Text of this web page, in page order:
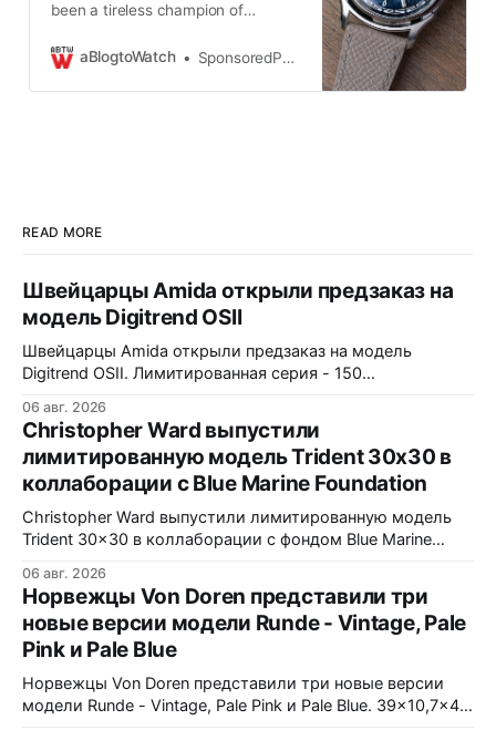
been a tireless champion of
brand identity in traditional crafts
With […]
aBlogtoWatch SponsoredPost
READ MORE
Швейцарцы Amida открыли предзаказ на
модель Digitrend OSII
Швейцарцы Amida открыли предзаказ на модель
Digitrend OSII. Лимитированная серия - 150
Верхняя часть корпуса выполнена из цельного блока
сапфира с призмой, отображающей прыгающие часы и
бегущие минуты вертикально. Подсветка C1 X1 BL
Super-LumiNova на индексах - впервые в истории
Digitrend дисплей светится в темноте.
06 авг. 2026
Christopher Ward выпустили
лимитированную модель Trident 30x30 в
коллаборации с Blue Marine Foundation
Christopher Ward выпустили лимитированную модель
Trident 30x30 в коллаборации с фондом Blue Marine
рисунок на циферблате имитирует морские приливы,
бирюзовый цвет и красная секундная стрелка отсылают
к окраске рыбы-попугая - символу кампании фонда
#FishForTomorrow. На задней крышке выгравирован
логотип 30x30. С продажи каждого экземпляра 30
06 авг. 2026
Норвежцы Von Doren представили три
новые версии модели Runde - Vintage, Pale
Pink и Pale Blue
Норвежцы Von Doren представили три новые версии
модели Runde - Vintage, Pale Pink и Pale Blue. 39x10,7x46